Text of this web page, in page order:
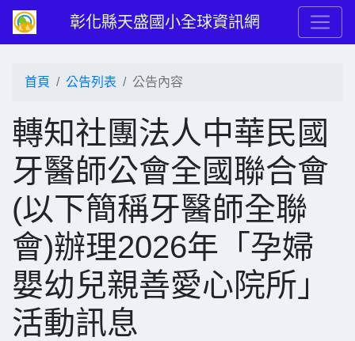
彰化縣天盛國小全球資訊網
首頁 公告列表 公告內容
轉知社團法人中華民國
牙醫師公會全國聯合會
(以下簡稱牙醫師全聯
會)辦理2026年「孕婦
嬰幼兒親善愛心院所」
活動訊息